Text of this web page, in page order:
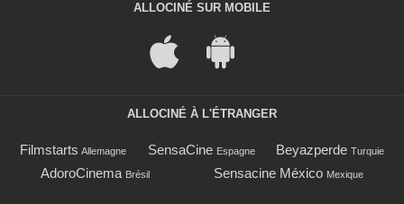
ALLOCINÉ SUR MOBILE
ALLOCINÉ À L'ÉTRANGER
Filmstarts Allemagne SensaCine Espagne Beyazperde Turquie
AdoroCinema Brésil Sensacine México Mexique